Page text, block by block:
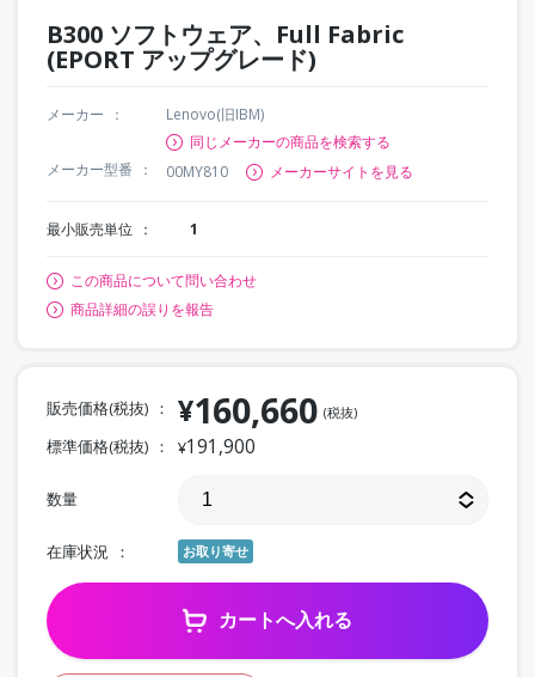
B300 ソフトウェア、Full Fabric
(EPORT アップグレード)
メーカー
Lenovo(旧IBM)
同じメーカーの商品を検索する
メーカー型番
00MY810 メーカーサイトを見る
最小販売単位 1
この商品について問い合わせ
商品詳細の誤りを報告
販売価格(税抜) ¥160,660 (税抜)
標準価格(税抜) ¥191,900
数量
在庫状況 お取り寄せ
カートへ入れる